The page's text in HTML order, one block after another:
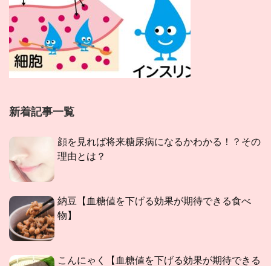
新着記事一覧
顔を見れば将来糖尿病になるかわかる！？その
理由とは？
納豆【血糖値を下げる効果が期待できる食べ
物】
こんにゃく【血糖値を下げる効果が期待できる